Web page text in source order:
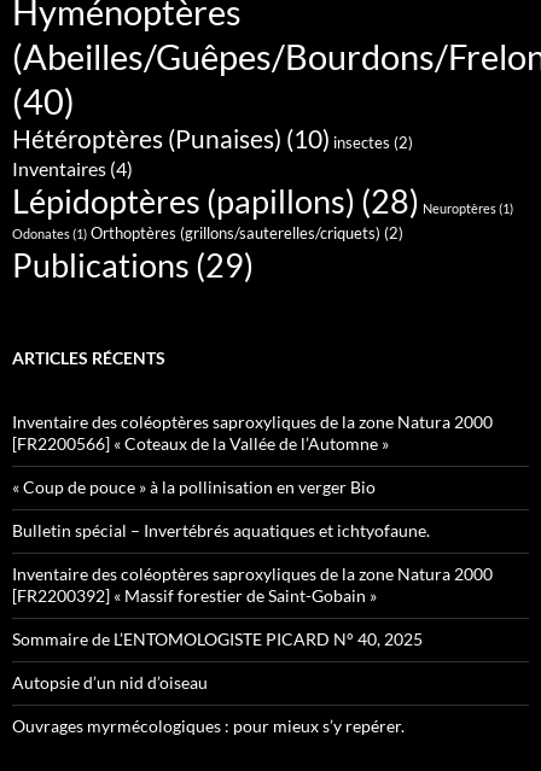
Hyménoptères
(Abeilles/Guêpes/Bourdons/
(40)
Hétéroptères (Punaises) (10) insectes (2)
Inventaires (4)
Lépidoptères (papillons) (28) Neuroptères(1)
Odonates(1) Orthoptères (grillons/sauterelles/criquets) (2)
Publications (29)
ARTICLES RÉCENTS
Inventaire des coléoptères saproxyliques de la zone Natura 2000
[FR2200566] « Coteaux de la Vallée de l’Automne »
« Coup de pouce » à la pollinisation en verger Bio
Bulletin spécial – Invertébrés aquatiques et ichtyofaune.
Inventaire des coléoptères saproxyliques de la zone Natura 2000
[FR2200392] « Massif forestier de Saint-Gobain »
Sommaire de L’ENTOMOLOGISTE PICARD N° 40, 2025
Autopsie d’un nid d’oiseau
Ouvrages myrmécologiques : pour mieux s’y repérer.